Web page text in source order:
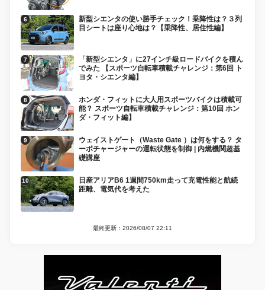
新型シエンタの使い勝手チェック！乗降性は？３列
目シートは座り心地は？【乗降性、居住性編】
「新型シエンタ」に27インチ級ロードバイクを積ん
でみた 【スポーツ自転車積載チャレンジ：第6回 ト
ヨタ・シエンタ編】
ホンダ・フィットに大人用スポーツバイクは積載可
能？ スポーツ自転車積載チャレンジ：第10回 ホン
ダ・フィット編】
ウェイストゲート（Waste Gate ）は何をする？ タ
ーボチャージャーの運転状態を制御 | 内燃機関超基
礎講座
日産アリアB6 1週間750km走って充電性能と航続
距離、電気代を考えた
最終更新：2026/08/07 22:11